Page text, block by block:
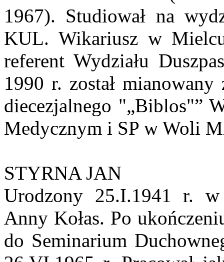
1967). Studiował na
KUL. Wikariusz w
referent Wydziału
1990 r. został
diecezjalnego "„Biblos"”
Medycznym i SP w Woli
STYRNA JAN
Urodzony 25.I.1941 r. w
Anny Kołas. Po
do Seminarium